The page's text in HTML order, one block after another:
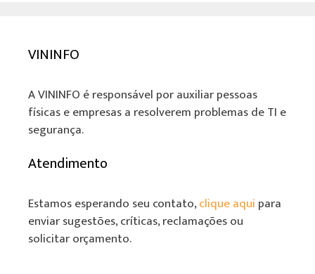
VININFO
A VININFO é responsável por auxiliar pessoas
físicas e empresas a resolverem problemas de TI e
segurança.
Atendimento
Estamos esperando seu contato,clique aqui para
enviar sugestões, críticas, reclamações ou
solicitar orçamento.